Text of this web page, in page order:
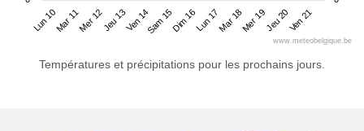
Lun 10Mar 11Mer 12Jeu 13Ven 14Sam 15Dim 16Lun 17Mar 18Mer 19Jeu 20Ven 21
www.meteobelgique.be
Températures et précipitations pour les prochains jours.